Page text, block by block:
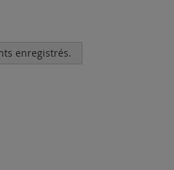
enregistrés.